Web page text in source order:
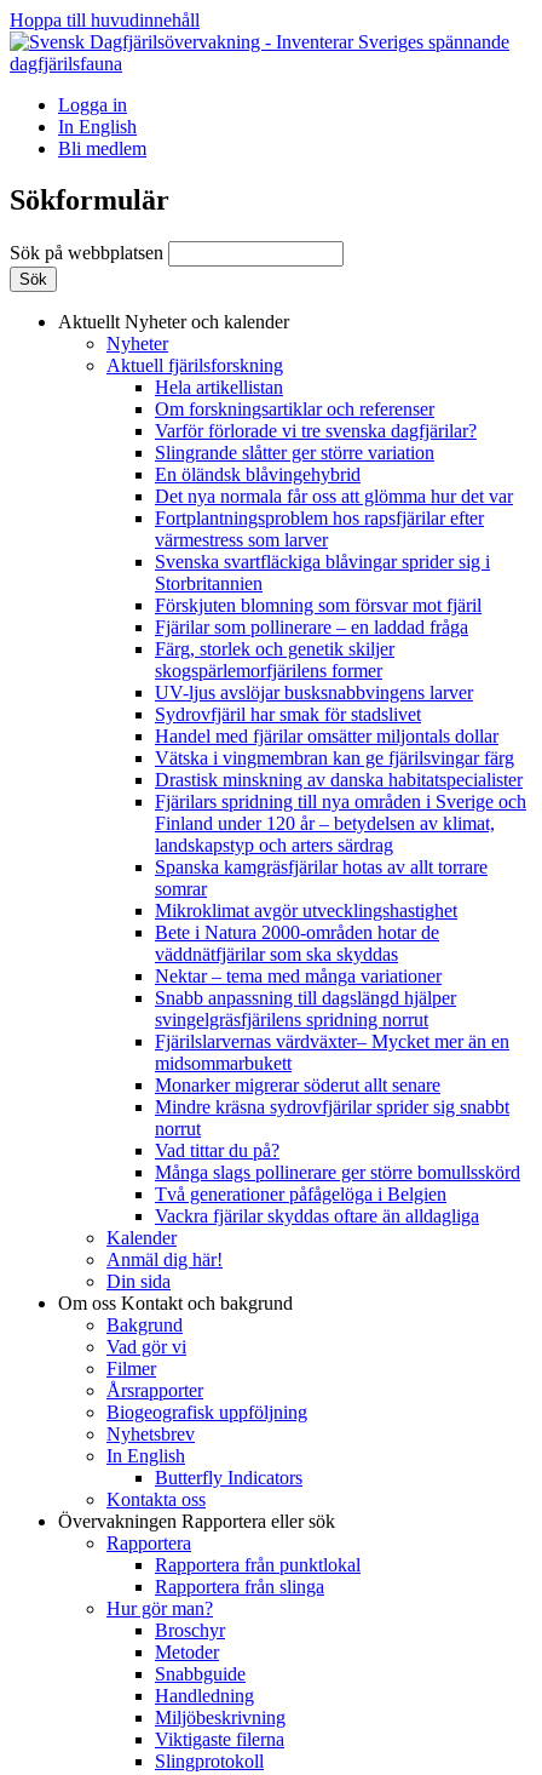
Hoppa till huvudinnehåll
Logga in
In English
Bli medlem
Sökformulär
Sök på webbplatsen
Aktuellt Nyheter och kalender
Nyheter
Aktuell fjärilsforskning
Hela artikellistan
Om forskningsartiklar och referenser
Varför förlorade vi tre svenska dagfjärilar?
Slingrande slåtter ger större variation
En öländsk blåvingehybrid
Det nya normala får oss att glömma hur det var
Fortplantningsproblem hos rapsfjärilar efter
värmestress som larver
Svenska svartfläckiga blåvingar sprider sig i
Storbritannien
Förskjuten blomning som försvar mot fjäril
Fjärilar som pollinerare – en laddad fråga
Färg, storlek och genetik skiljer
skogspärlemorfjärilens former
UV-ljus avslöjar busksnabbvingens larver
Sydrovfjäril har smak för stadslivet
Handel med fjärilar omsätter miljontals dollar
Vätska i vingmembran kan ge fjärilsvingar färg
Drastisk minskning av danska habitatspecialister
Fjärilars spridning till nya områden i Sverige och
Finland under 120 år– betydelsen av klimat,
landskapstyp och arters särdrag
Spanska kamgräsfjärilar hotas av allt torrare
somrar
Mikroklimat avgör utvecklingshastighet
Bete i Natura 2000-områden hotar de
väddnätfjärilar som ska skyddas
Nektar – tema med många variationer
Snabb anpassning till dagslängd hjälper
svingelgräsfjärilens spridning norrut
Fjärilslarvernas värdväxter– Mycket mer än en
midsommarbukett
Monarker migrerar söderut allt senare
Mindre kräsna sydrovfjärilar sprider sig snabbt
norrut
Vad tittar du på?
Många slags pollinerare ger större bomullsskörd
Två generationer påfågelöga i Belgien
Vackra fjärilar skyddas oftare än alldagliga
Kalender
Anmäl dig här!
Din sida
Om oss Kontakt och bakgrund
Bakgrund
Vad gör vi
Filmer
Årsrapporter
Biogeografisk uppföljning
Nyhetsbrev
In English
Butterfly Indicators
Kontakta oss
Övervakningen Rapportera eller sök
Rapportera
Rapportera från punktlokal
Rapportera från slinga
Hur gör man?
Broschyr
Metoder
Snabbguide
Handledning
Miljöbeskrivning
Viktigaste filerna
Slingprotokoll